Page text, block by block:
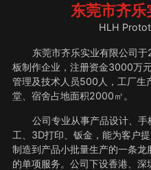
东莞市齐乐
HLH
东莞市齐乐实业有限公司
板制作企业，注册资金3000万
管理及技术人员500人，工厂生
堂、宿舍占地面积2000㎡。
公司专业从事产品设计、
工、3D打印、钣金，能为客户
制造到产品小批量生产的一条
的单项服务。公司下设香港、